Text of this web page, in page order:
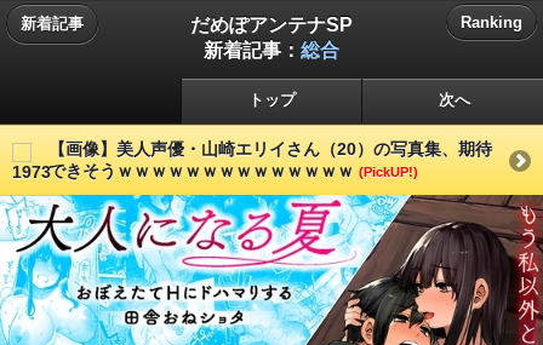
新着記事
だめぽアンテナSP
新着記事： 総合
Ranking
トップ 次へ
【画像】美人声優・山崎エリイさん（20）の写真集、期待
できそうｗｗｗｗｗｗｗｗｗｗｗｗｗｗ (PickUP!)